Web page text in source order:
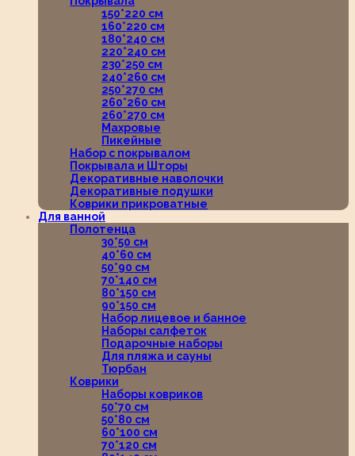
150*220 см
160*220 см
180*240 см
220*240 см
230*250 см
240*260 см
250*270 см
260*260 см
260*270 см
Махровые
Пикейные
Набор с покрывалом
Покрывала и Шторы
Декоративные наволочки
Декоративные подушки
Коврики прикроватные
Для ванной
Полотенца
30*50 см
40*60 см
50*90 см
70*140 см
80*150 см
90*150 см
Набор лицевое и банное
Наборы салфеток
Подарочные наборы
Для пляжа и сауны
Тюрбан
Коврики
Наборы ковриков
50*70 см
50*80 см
60*100 см
70*120 см